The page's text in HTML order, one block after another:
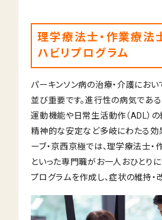
理学療法士・作業療法
ハビリプログラム
パーキンソン病の治療・介護におい
並び重要です。進行性の病気である
運動機能や日常生活動作（ADL）の
精神的な安定など多岐にわたる効
ーブ・京西京極では、理学療法士
といった専門職がお一人おひとり
プログラムを作成し、症状の維持・